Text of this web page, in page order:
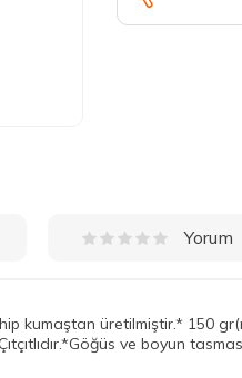
Yorum
üretilmiştir.* 150
ve boyun